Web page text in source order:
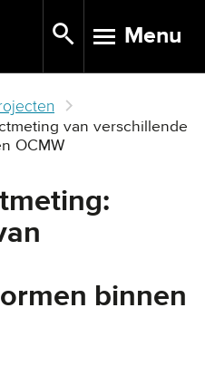
TOGGLE
Menu
van verschillende
OCMW
binnen